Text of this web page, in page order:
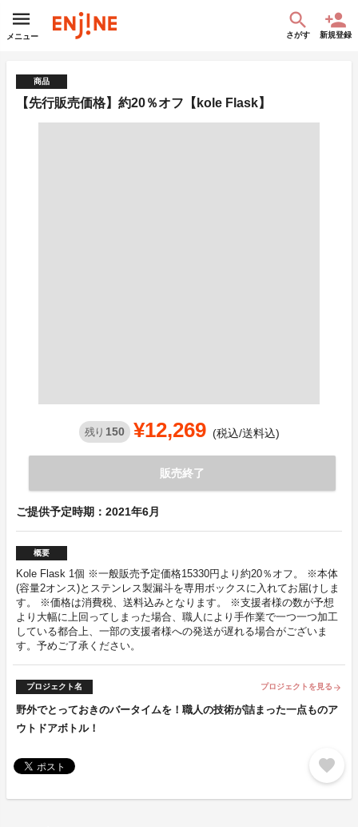
メニュー さがす 新規登録
商品
【先行販売価格】約20％オフ【kole Flask】
残り 150 ¥12,269 (税込/送料込)
販売終了
ご提供予定時期：2021年6月
概要
Kole Flask 1個 ※一般販売予定価格15330円より約20％オフ。 ※本体
(容量2オンス)とステンレス製漏斗を専用ボックスに入れてお届けしま
す。 ※価格は消費税、送料込みとなります。 ※支援者様の数が予想
より大幅に上回ってしまった場合、職人により手作業で一つ一つ加工
している都合上、一部の支援者様への発送が遅れる場合がございま
す。予めご了承ください。
プロジェクト名 プロジェクトを見る arrow_forward
野外でとっておきのバータイムを！職人の技術が詰まった一点ものア
ウトドアボトル！
favorite